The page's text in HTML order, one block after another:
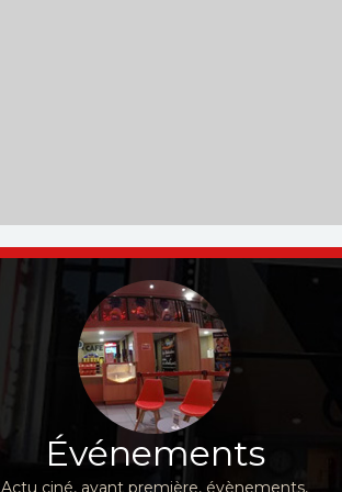
Événements
Actu ciné, avant première, évènements,